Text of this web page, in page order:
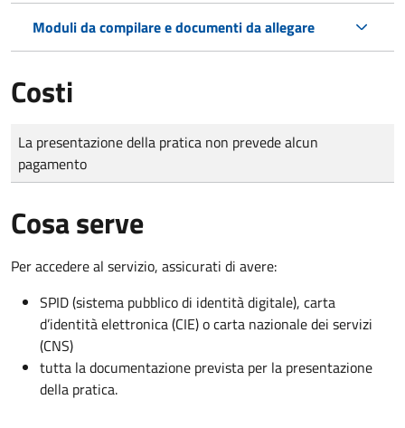
Moduli da compilare e documenti da allegare
Costi
Tipo di pagamento
Importo
La presentazione della pratica non prevede alcun
pagamento
Cosa serve
Per accedere al servizio, assicurati di avere:
SPID (sistema pubblico di identità digitale), carta
d’identità elettronica (CIE) o carta nazionale dei servizi
(CNS)
tutta la documentazione prevista per la presentazione
della pratica.